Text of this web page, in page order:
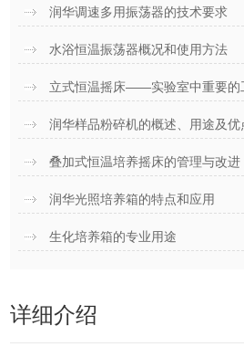
润华调速多用振荡器的技术要求
水浴恒温振荡器概况和使用方法
立式恒温摇床——实验室中重要的
润华样品粉碎机的概述、用途及优
叠加式恒温培养摇床的管理与改进
润华光照培养箱的特点和应用
生化培养箱的专业用途
详细介绍